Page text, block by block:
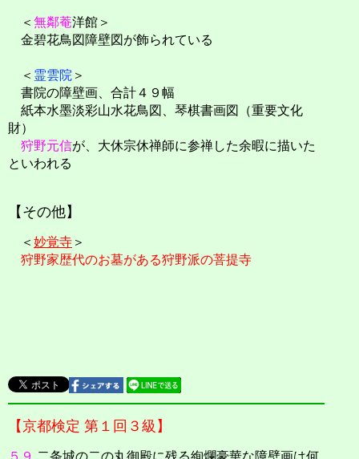
＜ 無鄰菴洋館＞
金碧花鳥図障壁図が飾られている
＜ 霊雲院 ＞
書院の障壁画、合計４９幅
紙本水墨淡彩山水花鳥図、琴棋書画図（重要文化
財）
狩野元信が、大休宗休禅師に参禅した余暇に描いた
といわれる
【その他】
＜ 妙覚寺 ＞
狩野家歴代のお墓がある狩野派の菩提寺
【京都検定 第１回３級】
５９. 二条城の二の丸御殿に残る絢爛豪華な障壁画は何